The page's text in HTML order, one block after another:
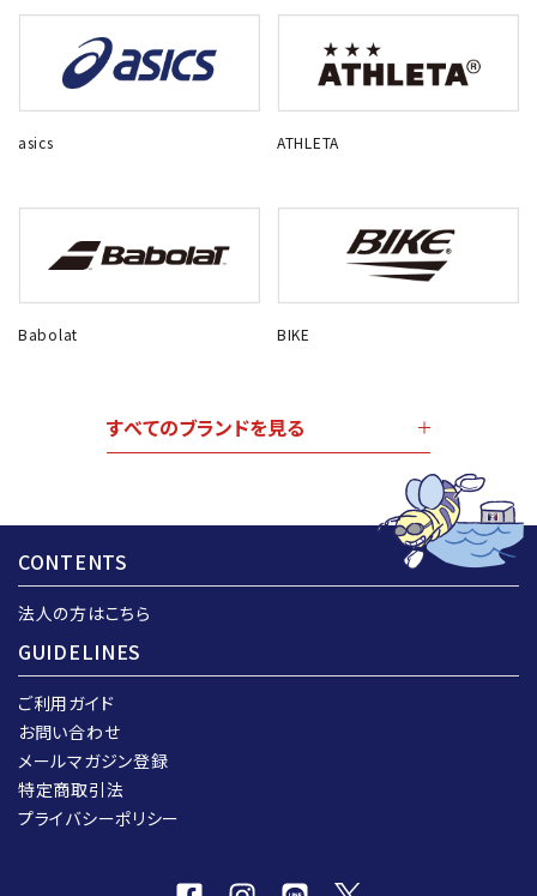
asics ATHLETA
Babolat BIKE
すべてのブランドを見る
CONTENTS
法人の方はこちら
GUIDELINES
ご利用ガイド
お問い合わせ
メールマガジン登録
特定商取引法
プライバシーポリシー